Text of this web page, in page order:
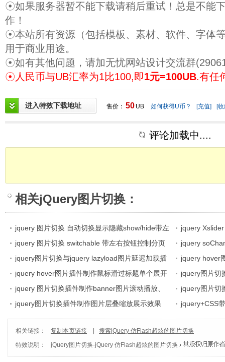
☉如果服务器暂不能下载请稍后重试！总是不能
作！
☉本站所有资源（包括模板、素材、软件、字体
用于商业用途。
☉如有其他问题，请加无忧网站设计交流群
☉人民币与UB汇率为1比100,即1元=100UB.有任
进入特效下载地址 售价： 50 UB 如何获得U币？ [充值] [
评论加载中....
相关jQuery图片切换 ：
jquery 图片切换 自动切换显示隐藏show/hide带左
右按钮与分页索引按钮控制图片自动切换显示隐藏
show/hide
jquery
图片上下滚动
jquery 图片切换 switchable 带左右按钮控制分页
索引图片切换
jquery
项卡切换 带按
jquery图片切换与jquery lazyload图片延迟加载插
件结合特效
jquery hover
程
jquery hover图片插件制作鼠标滑过标题单个展开
图片效果
jquery图片切
切换
jquery 图片切换插件制作banner图片滚动播放、
按钮控制图片滚动、选项卡等基于多功能jquery
slide插件
jquery图片切
jquery图片切换插件制作图片层叠缩放展示效果
jquery+CSS
相关链接： 复制本页链接
搜索jQuery 仿Flash超炫的图片切换
特效说明：
jQuery图片切换-jQuery 仿Flash超炫的图片切换